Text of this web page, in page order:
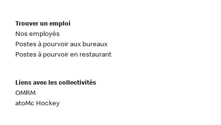
Trouver un emploi
Nos employés
Postes à pourvoir aux bureaux
Postes à pourvoir en restaurant
Liens avec les collectivités
OMRM
atoMc Hockey